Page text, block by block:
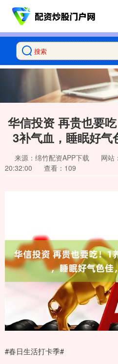
华信投资 再贵也要吃
3补气血，睡眠好气
来源：绵竹配资APP下载 网站
20:32:00
查看：109
#春日生活打卡季#​